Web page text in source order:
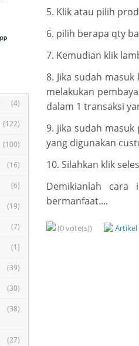
(4)
(122)
(100)
(16)
(6)
(19)
(7)
(1)
(39)
(30)
(38)
(27)
5. Klik atau pilih
6. pilih berapa qty
7. Kemudian klik
8. Jika sudah masuk
melakukan
dalam 1 transaksi
9. jika sudah
yang digunakan
10. Silahkan klik
Demikianlah cara
bermanfaat....
(0 vote(s))